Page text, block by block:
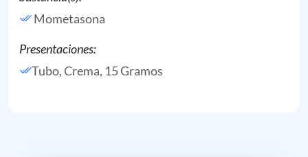
Mometasona
Presentaciones:
Tubo, Crema, 15 Gramos